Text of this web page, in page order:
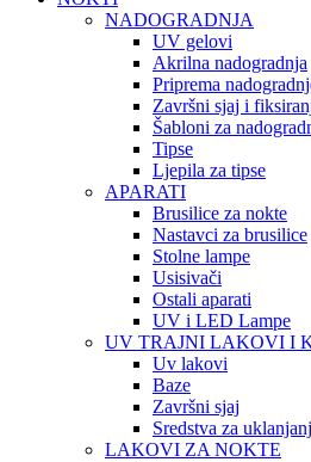
NADOGRADNJA
UV gelovi
Akrilna nadogradnja
Priprema
Završni sjaj i
Šabloni za
Tipse
Ljepila za tipse
APARATI
Brusilice za nokte
Nastavci za brusilice
Stolne lampe
Usisivači
Ostali aparati
UV i LED Lampe
UV TRAJNI LAKOVI I
Uv lakovi
Baze
Završni sjaj
Sredstva za
LAKOVI ZA NOKTE